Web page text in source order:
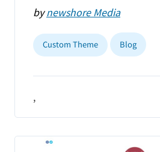
bynewshore Media
Custom Theme Blog
,